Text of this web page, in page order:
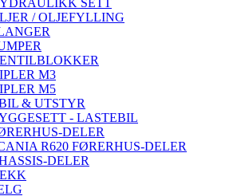
/ OLJEFYLLING
M3
M5
& UTSTYR
- LASTEBIL
DELER
R620 FØRERHUS-DELER
DELER